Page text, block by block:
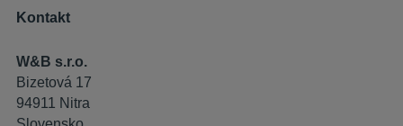
Kontakt
W&B s.r.o.
Bizetová 17
94911 Nitra